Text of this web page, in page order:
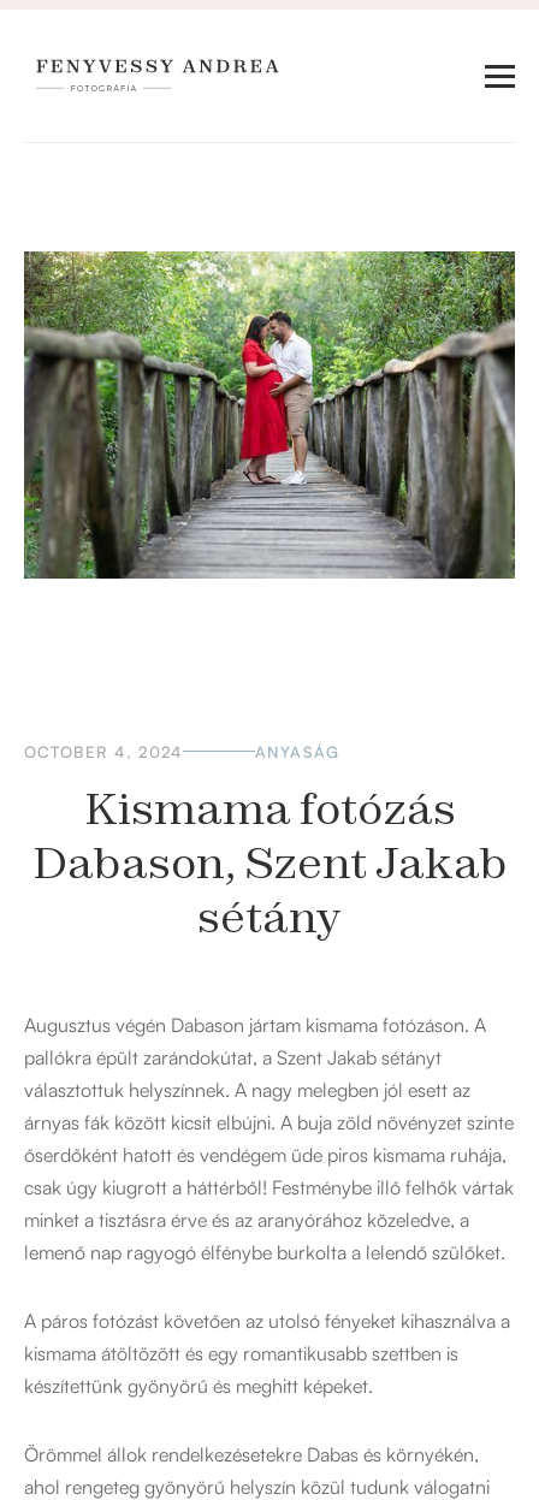
OCTOBER 4, 2024 ANYASÁG
Kismama fotózás
Dabason, Szent Jakab
sétány
Augusztus végén Dabason jártam kismama fotózáson. A
pallókra épült zarándokútat, a Szent Jakab sétányt
választottuk helyszínnek. A nagy melegben jól esett az
árnyas fák között kicsit elbújni. A buja zöld növényzet szinte
őserdőként hatott és vendégem üde piros kismama ruhája,
csak úgy kiugrott a háttérből! Festménybe illő felhők vártak
minket a tisztásra érve és az aranyórához közeledve, a
lemenő nap ragyogó élfénybe burkolta a lelendő szülőket.
A páros fotózást követően az utolsó fényeket kihasználva a
kismama átöltözött és egy romantikusabb szettben is
készítettünk gyönyörű és meghitt képeket.
Örömmel állok rendelkezésetekre Dabas és környékén,
ahol rengeteg gyönyörű helyszín közül tudunk válogatni